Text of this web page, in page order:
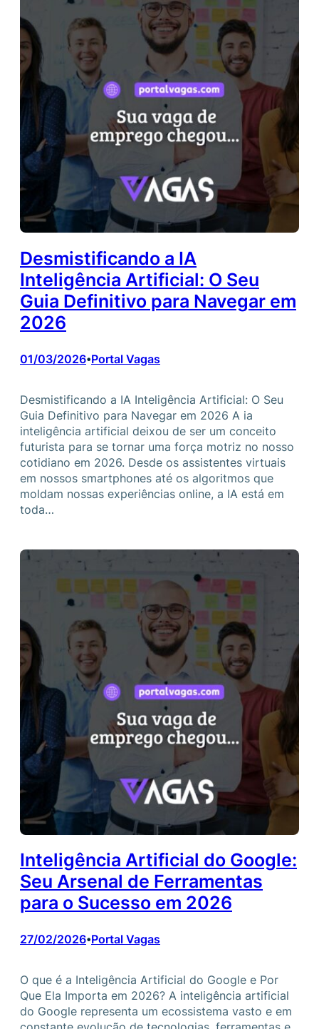
Desmistificando a IA
Inteligência Artificial: O Seu
Guia Definitivo para Navegar em
2026
01/03/2026•Portal Vagas
Desmistificando a IA Inteligência Artificial: O Seu
Guia Definitivo para Navegar em 2026 A ia
inteligência artificial deixou de ser um conceito
futurista para se tornar uma força motriz no nosso
cotidiano em 2026. Desde os assistentes virtuais
em nossos smartphones até os algoritmos que
moldam nossas experiências online, a IA está em
toda…
Inteligência Artificial do Google:
Seu Arsenal de Ferramentas
para o Sucesso em 2026
27/02/2026•Portal Vagas
O que é a Inteligência Artificial do Google e Por
Que Ela Importa em 2026? A inteligência artificial
do Google representa um ecossistema vasto e em